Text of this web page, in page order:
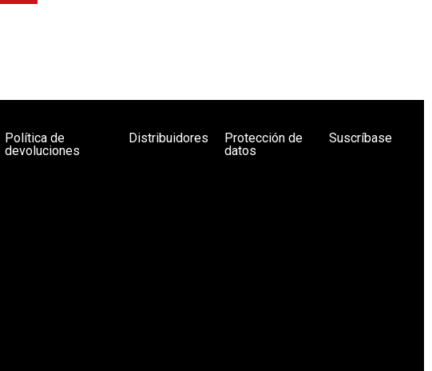
Política de
devoluciones
Distribuidores
Protección de
datos
Suscríbase